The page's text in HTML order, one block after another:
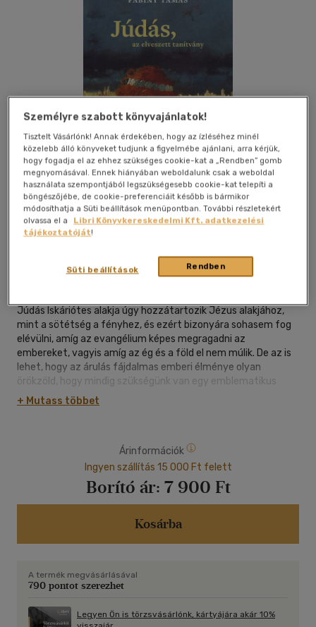
Kívánságlistához adom Megosztom
Luther Kiadó|2024|magyar nyelvű |keménytábla,
Júdás Iskáriótes alakja úgy hozzátartozik Jézus alakjához,
mint a sötétség a fényhez, és ezért bizonyára sohasem fog
elévülni, amíg az evangélium képes megragadni az
embereket, vagyis amíg az ég és a föld el nem múlik. De az is
lehet, hogy az árulás fájdalmas emberi élménye olyan
örökzöld, hogy mindig szükségünk van egy emblematikus
személyre is, akihez köthetjük, valahányszor velünk is
megesik.
tanulmánya egyszerre igyekszik tudományos igényességgel
feldolgozni Júdás alakját a Bibliában és utat mutatni a
Júdásjelenség gazdag irodalmi és művészeti
hatástörténetében. A szemet gyönyörködtető könyvet
forgatva arról is meggyőződhetünk, hogy mily szép és mily
gyönyörűséges, amikor egy értékes irodalmi anyag
Pecsuk Ottó református biblikus teológus,
a Magyar Bibliatársulat főtitkára
+ Mutass többet
Árinformációk
Ingyen szállítás 15 000 Ft felett
Borító ár: 7 900 Ft
Kosárba
A termék megvásárlásával
790 pontot szerezhet
Legyen Ön is törzsvásárlónk, kártyájára akár 10%
Személyre szabott könyvajánlatok!
Tisztelt Vásárlónk! Annak érdekében, hogy az ízléséhez minél
közelebb álló könyveket tudjunk a figyelmébe ajánlani, arra kérjük,
hogy fogadja el az ehhez szükséges cookie-kat a „Rendben” gomb
megnyomásával. Ennek hiányában weboldalunk csak a weboldal
használata szempontjából legszükségesebb cookie-kat telepíti a
böngészőjébe, de cookie-preferenciáit később is bármikor
módosíthatja a Süti beállítások menüpontban. További részletekért
olvassa el a
Libri Könyvkereskedelmi Kft. adatkezelési
tájékoztatóját!
Rendben
Süti beállítások